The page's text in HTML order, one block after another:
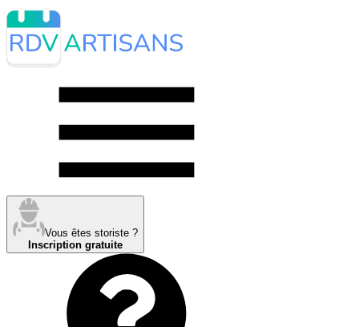
Vous êtes storiste ?
Inscription gratuite